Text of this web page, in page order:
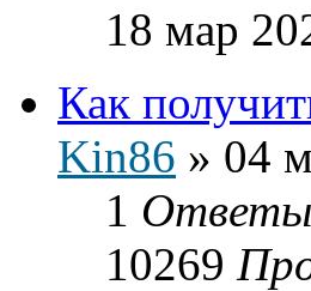
18 мар
Как
Kin86 » 04
1 Ответы
10269